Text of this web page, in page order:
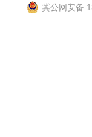
冀公网安备